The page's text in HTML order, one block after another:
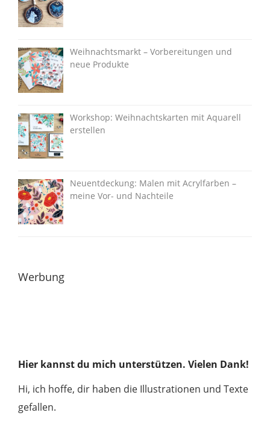
Weihnachtsmarkt – Vorbereitungen und
neue Produkte
Workshop: Weihnachtskarten mit Aquarell
erstellen
Neuentdeckung: Malen mit Acrylfarben –
meine Vor- und Nachteile
Werbung
Hier kannst du mich unterstützen. Vielen Dank!
Hi, ich hoffe, dir haben die Illustrationen und Texte
gefallen.